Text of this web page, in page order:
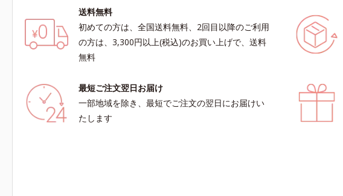
送料無料
初めての方は、全国送料無料、2回目以降のご利用
の方は、3,300円以上(税込)のお買い上げで、送料
無料
最短ご注文翌日お届け
一部地域を除き、最短でご注文の翌日にお届けい
たします